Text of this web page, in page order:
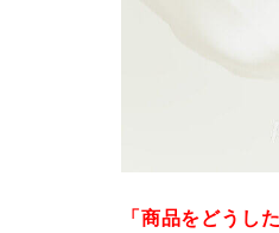
「商品をどうし